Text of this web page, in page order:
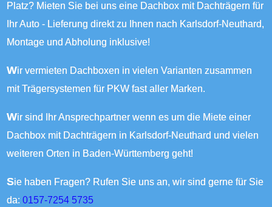
Platz? Mieten Sie bei uns eine Dachbox mit Dachträgern für
Ihr Auto - Lieferung direkt zu Ihnen nach Karlsdorf-Neuthard,
Montage und Abholung inklusive!
Wir vermieten Dachboxen in vielen Varianten zusammen
mit Trägersystemen für PKW fast aller Marken.
Wir sind Ihr Ansprechpartner wenn es um die Miete einer
Dachbox mit Dachträgern in Karlsdorf-Neuthard und vielen
weiteren Orten in Baden-Württemberg geht!
Sie haben Fragen? Rufen Sie uns an, wir sind gerne für Sie
da:0157-7254 5735